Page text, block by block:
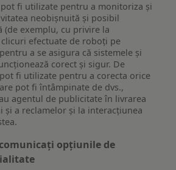
pot fi utilizate pentru a monitoriza și
neobișnuită și posibil
(de exemplu, cu privire la
efectuate de roboți pe
a se asigura că sistemele și
corect și sigur. De
fi utilizate pentru a corecta orice
pot fi întâmpinate de dvs.,
agentul de publicitate în livrarea
și a reclamelor și la interacțiunea
opțiunile de